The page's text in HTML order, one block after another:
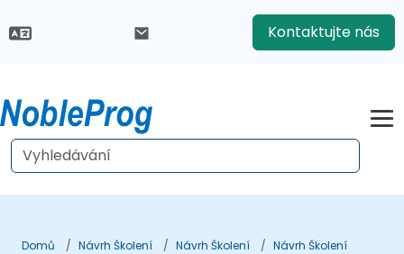
Kontaktujte nás
Domů Návrh Školení Návrh Školení
Návrh Školení